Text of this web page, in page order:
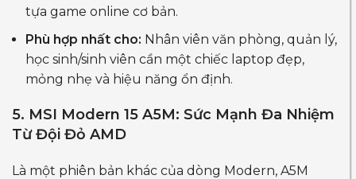
tựa game online cơ bản.
Phù hợp nhất cho: Nhân viên văn phòng, quản lý,
học sinh/sinh viên cần một chiếc laptop đẹp,
mỏng nhẹ và hiệu năng ổn định.
5. MSI Modern 15 A5M: Sức Mạnh Đa Nhiệm
Từ Đội Đỏ AMD
Là một phiên bản khác của dòng Modern, A5M